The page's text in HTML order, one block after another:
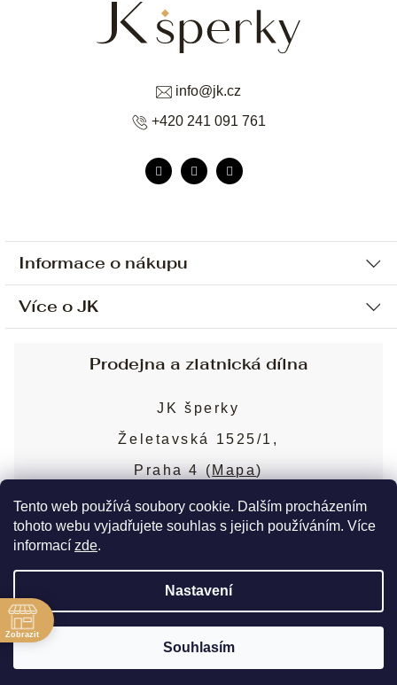
Tento web používá soubory cookie. Dalším procházením
tohoto webu vyjadřujete souhlas s jejich používáním. Více
informací zde.
Nastavení
Souhlasím
Informace o nákupu
Ochrana osobních údajů
Sjednání osobní schůzky
Obchodní podmínky
Puncovní značky
Více o JK
Blog
Nejčastější dotazy
info@jk.cz
+420 241 091 761
Prodejna a zlatnická dílna
JK šperky
Želetavská 1525/1,
Praha 4 ( Mapa)
Více o prodejně
Copyright 2026JK šperky. Všechna práva
vyhrazena. Upravit nastavení cookies
Vytvořil Shoptet Premium
Zobrazit